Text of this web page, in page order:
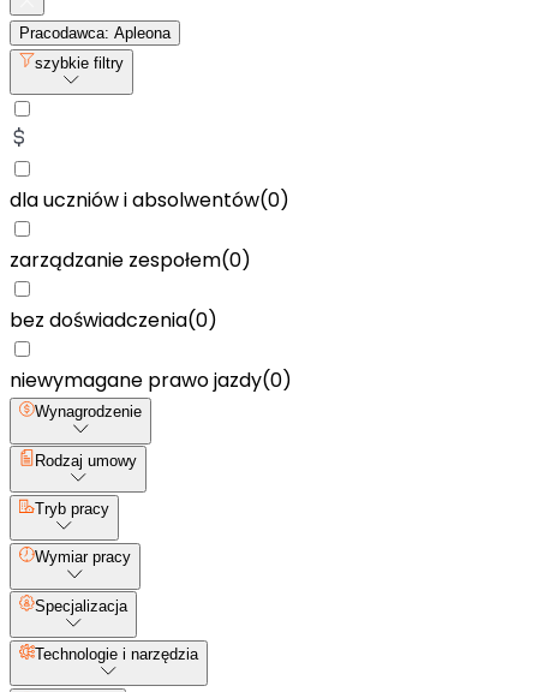
Pracodawca: Apleona
szybkie filtry
dla uczniów i absolwentów(0)
zarządzanie zespołem(0)
bez doświadczenia(0)
niewymagane prawo jazdy(0)
Wynagrodzenie
Rodzaj umowy
Tryb pracy
Wymiar pracy
Specjalizacja
Technologie i narzędzia